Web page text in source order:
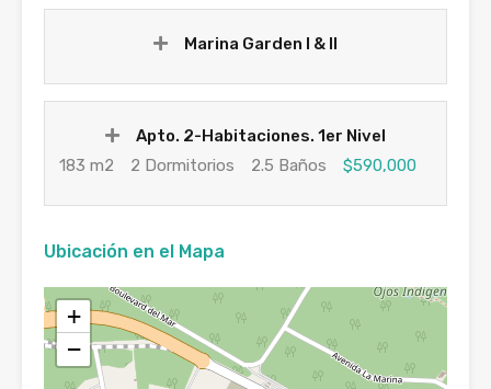
Marina Garden I & II
Apto. 2-Habitaciones. 1er Nivel
183 m2
2 Dormitorios 2.5 Baños $590,000
Ubicación en el Mapa
+
−